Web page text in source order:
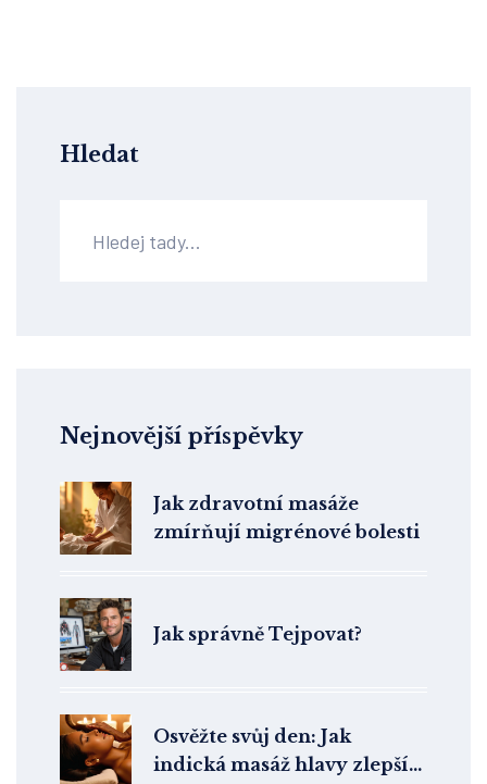
Hledat
Nejnovější příspěvky
Jak zdravotní masáže
zmírňují migrénové bolesti
Jak správně Tejpovat?
Osvěžte svůj den: Jak
indická masáž hlavy zlepší